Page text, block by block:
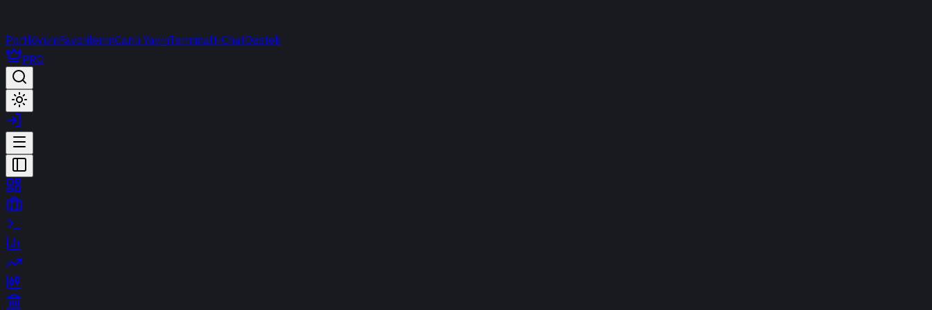
PortföyümFavorilerimCanlı YayınTerminalt-ChatDestek
PRO